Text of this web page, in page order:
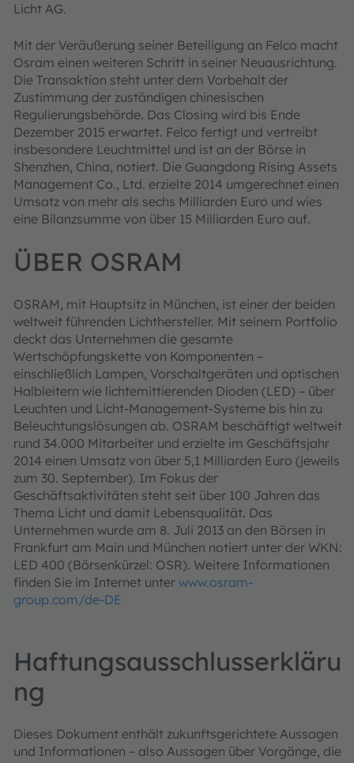
Licht AG.
Mit der Veräußerung seiner Beteiligung an Felco macht
Osram einen weiteren Schritt in seiner Neuausrichtung.
Die Transaktion steht unter dem Vorbehalt der
Zustimmung der zuständigen chinesischen
Regulierungsbehörde. Das Closing wird bis Ende
Dezember 2015 erwartet. Felco fertigt und vertreibt
insbesondere Leuchtmittel und ist an der Börse in
Shenzhen, China, notiert. Die Guangdong Rising Assets
Management Co., Ltd. erzielte 2014 umgerechnet einen
Umsatz von mehr als sechs Milliarden Euro und wies
eine Bilanzsumme von über 15 Milliarden Euro auf.
ÜBER OSRAM
OSRAM, mit Hauptsitz in München, ist einer der beiden
weltweit führenden Lichthersteller. Mit seinem Portfolio
deckt das Unternehmen die gesamte
Wertschöpfungskette von Komponenten –
einschließlich Lampen, Vorschaltgeräten und optischen
Halbleitern wie lichtemittierenden Dioden (LED) – über
Leuchten und Licht-Management-Systeme bis hin zu
Beleuchtungslösungen ab. OSRAM beschäftigt weltweit
rund 34.000 Mitarbeiter und erzielte im Geschäftsjahr
2014 einen Umsatz von über 5,1 Milliarden Euro (jeweils
zum 30. September). Im Fokus der
Geschäftsaktivitäten steht seit über 100 Jahren das
Thema Licht und damit Lebensqualität. Das
Unternehmen wurde am 8. Juli 2013 an den Börsen in
Frankfurt am Main und München notiert unter der WKN:
LED 400 (Börsenkürzel: OSR). Weitere Informationen
finden Sie im Internet unter www.osram-
group.com/de-DE
Haftungsausschlusserkläru
ng
Dieses Dokument enthält zukunftsgerichtete Aussagen
und Informationen – also Aussagen über Vorgänge, die